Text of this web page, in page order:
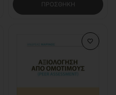
ΠΡΟΣΘΉΚΗ